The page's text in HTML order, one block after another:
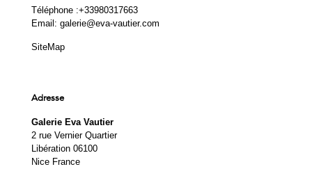
Téléphone :+33980317663
Email: galerie@eva-vautier.com
SiteMap
Adresse
Galerie Eva Vautier
2 rue Vernier Quartier
Libération 06100
Nice France